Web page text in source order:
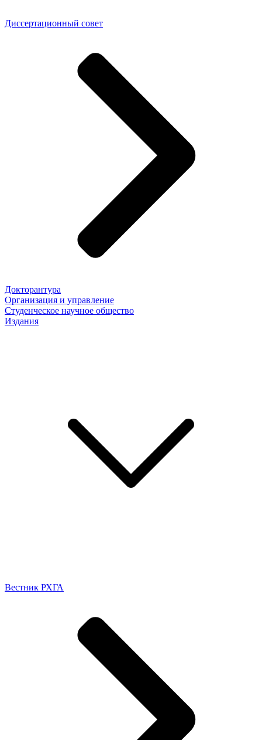
Диссертационный совет
Докторантура
Организация и управление
Студенческое научное общество
Издания
Вестник РХГА